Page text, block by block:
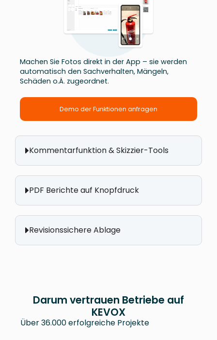
Machen Sie Fotos direkt in der App – sie werden
automatisch den Sachverhalten, Mängeln,
Schäden o.Ä. zugeordnet.
Demo der Funktionen anfragen
Kommentarfunktion & Skizzier-Tools
PDF Berichte auf Knopfdruck
Revisionssichere Ablage
Darum vertrauen Betriebe auf
KEVOX
Über 36.000 erfolgreiche Projekte